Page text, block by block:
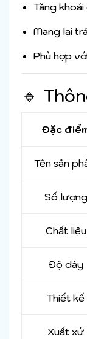
Tăng
Mang lại
Phù hợp
🔹
Đặc
Tên sản
Số lượng
Chất liệu
Độ dày
Thiết kế
Xuất xứ